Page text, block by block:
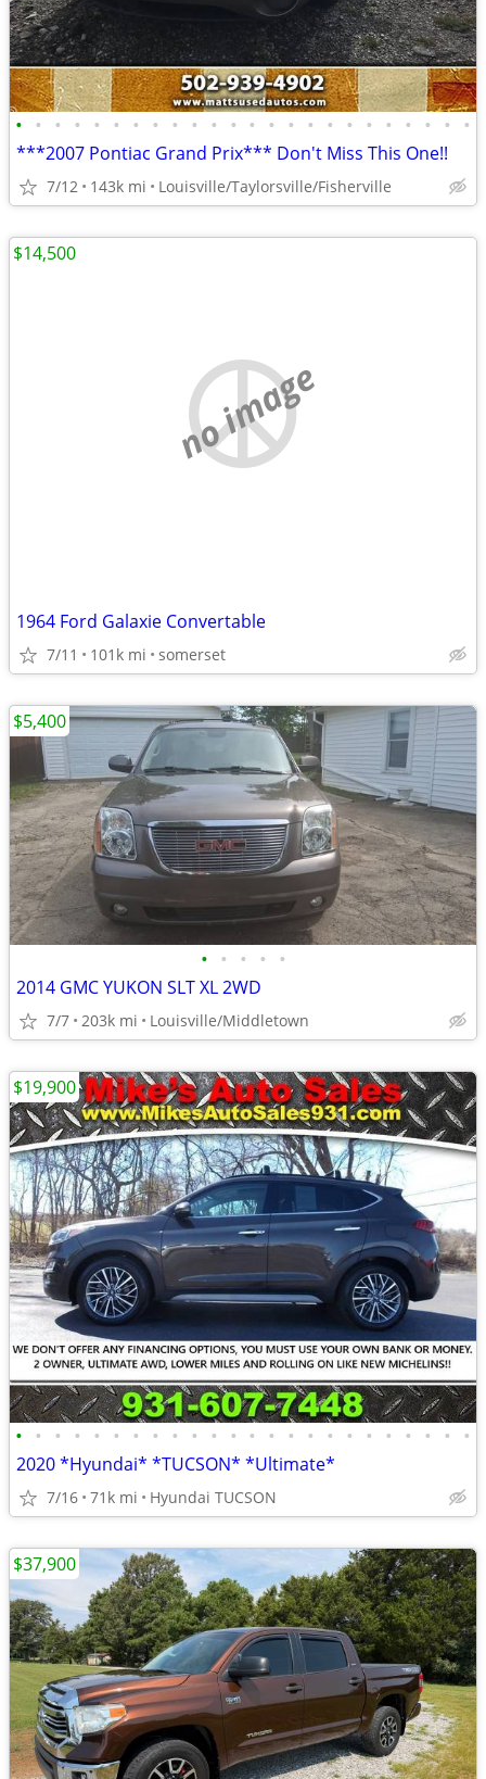
• • • • • • • • • • • • • • • • • • • • • • • •
***2007 Pontiac Grand Prix*** Don't Miss This One!!
7/12 143k mi Louisville/Taylorsville/Fisherville
no image
1964 Ford Galaxie Convertable
7/11 101k mi somerset
$14,500
• • • • •
2014 GMC YUKON SLT XL 2WD
7/7 203k mi Louisville/Middletown
$5,400
• • • • • • • • • • • • • • • • • • • • • • • •
2020 *Hyundai* *TUCSON* *Ultimate*
7/16 71k mi Hyundai TUCSON
$19,900
$37,900